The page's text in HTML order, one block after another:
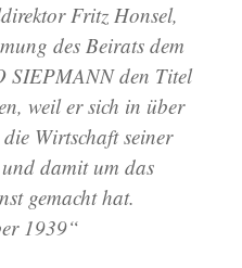
Fritz Honsel,
des Beirats dem
SIEPMANN den Titel
weil er sich in über
Wirtschaft seiner
damit um das
gemacht hat.
1939“